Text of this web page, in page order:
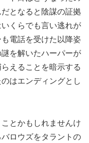
となると陰謀の証拠
くらでも言い逃れが
電話を受けた以降姿
を解いたハーパーが
えることを暗示する
はエンディングとし
とかもしれませんけ
ロウズをタラントの